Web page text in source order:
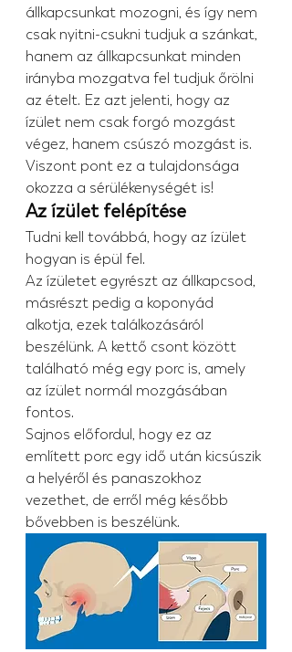
állkapcsunkat mozogni, és így nem
csak nyitni-csukni tudjuk a szánkat,
hanem az állkapcsunkat minden
irányba mozgatva fel tudjuk őrölni
az ételt. Ez azt jelenti, hogy az
ízület nem csak forgó mozgást
végez, hanem csúszó mozgást is.
Viszont pont ez a tulajdonsága
okozza a sérülékenységét is!
Az ízület felépítése
Tudni kell továbbá, hogy az ízület
hogyan is épül fel.
Az ízületet egyrészt az állkapcsod,
másrészt pedig a koponyád
alkotja, ezek találkozásáról
beszélünk. A kettő csont között
található még egy porc is, amely
az ízület normál mozgásában
fontos.
Sajnos előfordul, hogy ez az
említett porc egy idő után kicsúszik
a helyéről és panaszokhoz
vezethet, de erről még később
bővebben is beszélünk.